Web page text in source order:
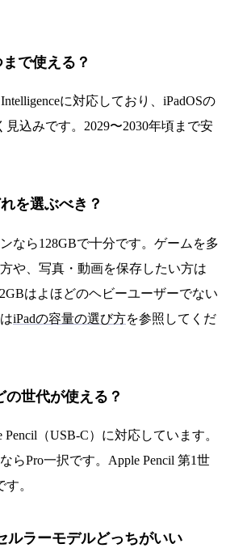
で使える？
に対応しており、iPadOSの
込みです。2029〜2030年頃まで安
を選ぶべき？
なら128GBで十分です。ゲームを多
や、写真・動画を保存したい方は
はよほどのヘビーユーザーでない
iPadの容量の選び方を参照してくだ
の世代が使える？
Pencil（USB-C）に対応しています。
らPro一択です。Apple Pencil 第1世
。
ルラーモデルどっちがいい